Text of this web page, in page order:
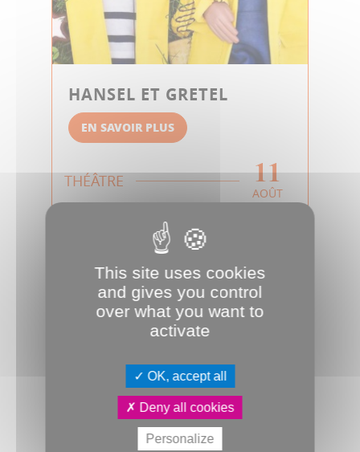
HANSEL ET GRETEL
EN SAVOIR PLUS
THÉÂTRE 11
AOÛT
This site uses cookies
and gives you control
over what you want to
activate
OK, accept all
Deny all cookies
Personalize